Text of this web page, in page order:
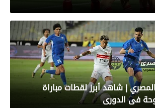
| شاهد أبرز لقطات مباراة
فى الدورى